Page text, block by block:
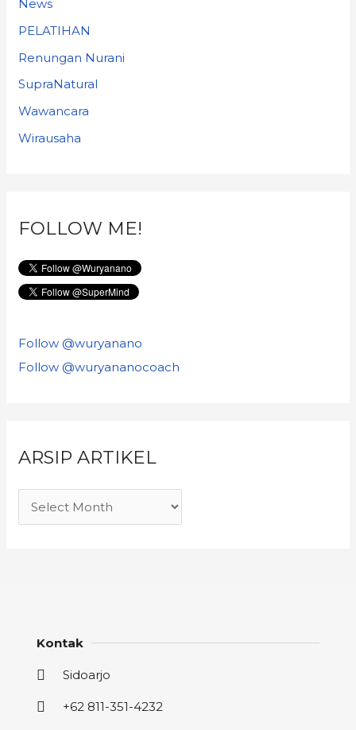
News
PELATIHAN
Renungan Nurani
SupraNatural
Wawancara
Wirausaha
FOLLOW ME!
Follow @wuryanano
Follow @wuryananocoach
ARSIP ARTIKEL
Kontak
Sidoarjo
+62 811-351-4232